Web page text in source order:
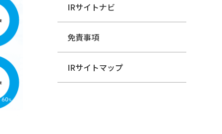
IRサイトナビ
免責事項
IRサイトマップ